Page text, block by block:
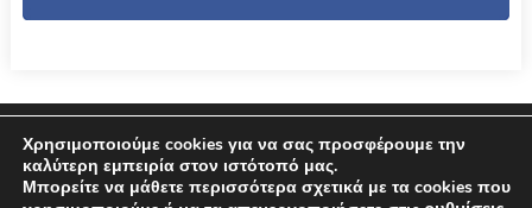
Επικοινωνία Όροι χρήσης – Πολιτική Απορρήτου
© 2026 Δήμος Αμφιλοχίας
Χρησιμοποιούμε cookies για να σας προσφέρουμε την
καλύτερη εμπειρία στον ιστότοπό μας.
Μπορείτε να μάθετε περισσότερα σχετικά με τα cookies που